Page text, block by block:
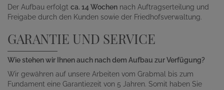
Der Aufbau erfolgt ca. 14 Wochen nach Auftragserteilung und
Freigabe durch den Kunden sowie der Friedhofsverwaltung.
GARANTIE UND SERVICE
Wie stehen wir Ihnen auch nach dem Aufbau zur Verfügung?
Wir gewähren auf unsere Arbeiten vom Grabmal bis zum
Fundament eine Garantiezeit von 5 Jahren. Somit haben Sie